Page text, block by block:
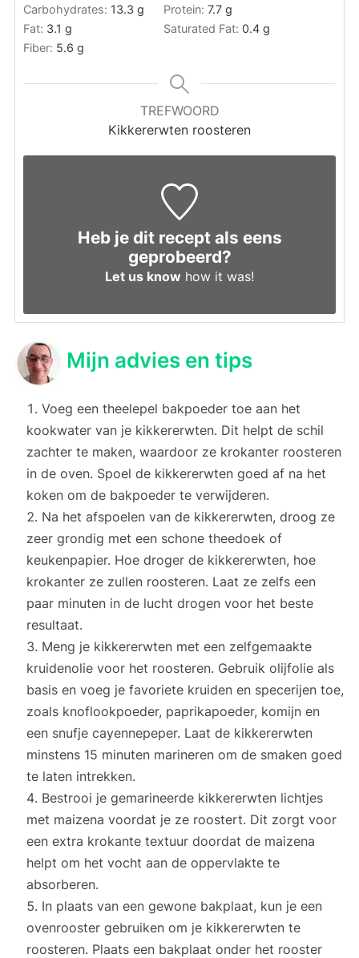
Carbohydrates: 13.3 g Protein: 7.7 g
Fat: 3.1 g Saturated Fat: 0.4 g
Fiber: 5.6 g
TREFWOORD
Kikkererwten roosteren
Heb je dit recept als eens
geprobeerd?
Let us know how it was!
Mijn advies en tips
Voeg een theelepel bakpoeder toe aan het
kookwater van je kikkererwten. Dit helpt de schil
zachter te maken, waardoor ze krokanter roosteren
in de oven. Spoel de kikkererwten goed af na het
koken om de bakpoeder te verwijderen.
Na het afspoelen van de kikkererwten, droog ze
zeer grondig met een schone theedoek of
keukenpapier. Hoe droger de kikkererwten, hoe
krokanter ze zullen roosteren. Laat ze zelfs een
paar minuten in de lucht drogen voor het beste
resultaat.
Meng je kikkererwten met een zelfgemaakte
kruidenolie voor het roosteren. Gebruik olijfolie als
basis en voeg je favoriete kruiden en specerijen toe,
zoals knoflookpoeder, paprikapoeder, komijn en
een snufje cayennepeper. Laat de kikkererwten
minstens 15 minuten marineren om de smaken goed
te laten intrekken.
Bestrooi je gemarineerde kikkererwten lichtjes
met maizena voordat je ze roostert. Dit zorgt voor
een extra krokante textuur doordat de maizena
helpt om het vocht aan de oppervlakte te
absorberen.
In plaats van een gewone bakplaat, kun je een
ovenrooster gebruiken om je kikkererwten te
roosteren. Plaats een bakplaat onder het rooster